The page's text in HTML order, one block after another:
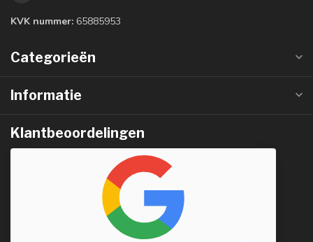
KVK nummer: 65885953
Categorieën
Informatie
Klantbeoordelingen